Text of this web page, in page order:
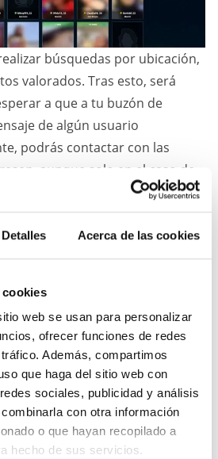
Detalles Acerca de las cookies
cookies
web se usan para personalizar
ofrecer funciones de redes
Además, compartimos
que haga del sitio web con
sociales, publicidad y análisis
con otra información
o que hayan recopilado a
hecho de sus servicios.
búsquedas por ubicación,
valorados. Tras esto, será
a que a tu buzón de
de algún usuario
podrás contactar con las
aunque solo en el caso de
de contacto
con la persona que te
de un portal para relaciones
es lógico pensar que la
los moderadores hacen
la proliferación de cuentas
personas con objetivos y fines